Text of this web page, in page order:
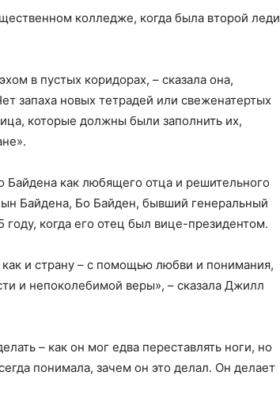
колледже, когда была второй леди
в пустых коридорах, – сказала она,
запаха новых тетрадей или свеженатертых
которые должны были заполнить их,
как любящего отца и решительного
Байдена, Бо Байден, бывший генеральный
году, когда его отец был вице-президентом.
и страну – с помощью любви и понимания,
и непоколебимой веры», – сказала Джилл
– как он мог едва переставлять ноги, но
понимала, зачем он это делал. Он делает